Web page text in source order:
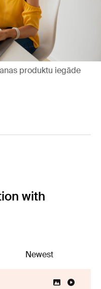
produktu iegāde
with
Newest